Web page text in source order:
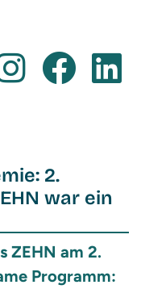
2.
war ein
ZEHN am 2.
Programm: